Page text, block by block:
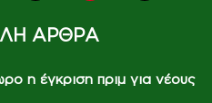
ΑΡΘΡΑ
η έγκριση πριμ για νέους